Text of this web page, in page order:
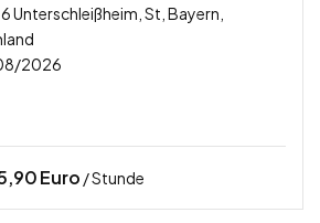
Unterschleißheim, St, Bayern,
2026
Euro / Stunde